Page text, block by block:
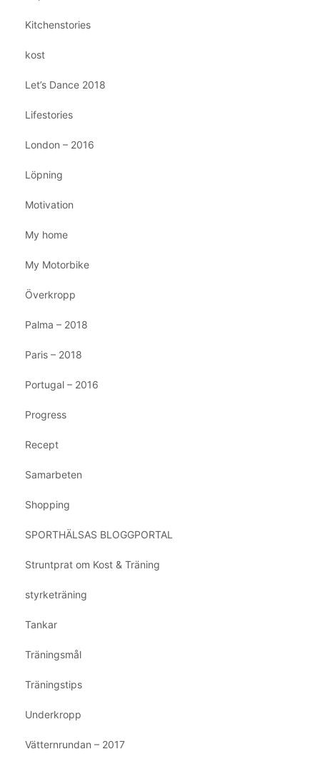
Kitchenstories
kost
Let’s Dance 2018
Lifestories
London – 2016
Löpning
Motivation
My home
My Motorbike
Överkropp
Palma – 2018
Paris – 2018
Portugal – 2016
Progress
Recept
Samarbeten
Shopping
SPORTHÄLSAS BLOGGPORTAL
Struntprat om Kost & Träning
styrketräning
Tankar
Träningsmål
Träningstips
Underkropp
Vätternrundan – 2017